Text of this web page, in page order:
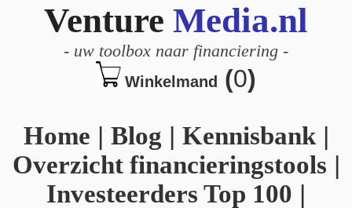
Venture Media.nl
- uw toolbox naar financiering -
Winkelmand (0)
Home | Blog | Kennisbank|
Overzicht financieringstools |
Investeerders Top 100 |